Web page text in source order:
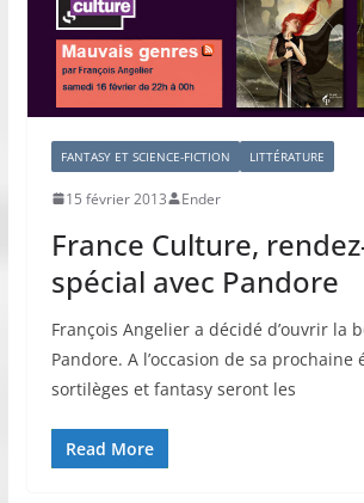
FANTASY ET SCIENCE-FICTION LITTÉRATURE
15 février 2013 Ender
France Culture,
spécial avec Pandore
François Angelier a décidé d’ouvrir la
Pandore. A l’occasion de sa prochaine
sortilèges et fantasy seront les
Read More